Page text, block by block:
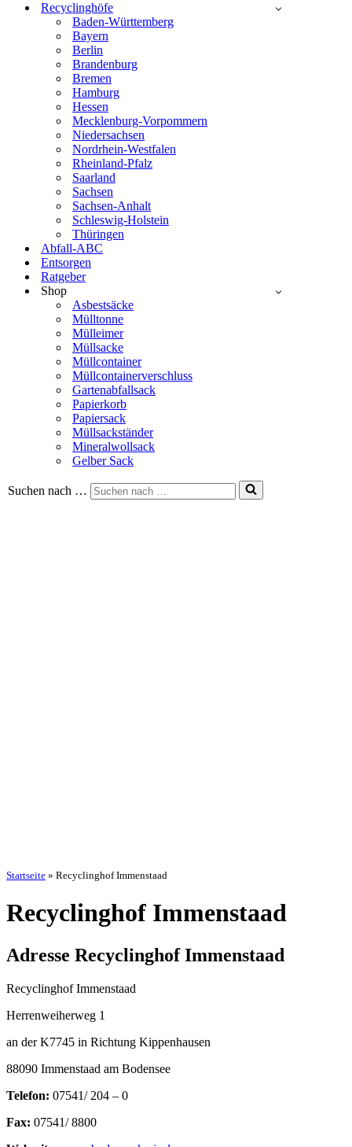
Recyclinghöfe
Baden-Württemberg
Bayern
Berlin
Brandenburg
Bremen
Hamburg
Hessen
Mecklenburg-Vorpommern
Niedersachsen
Nordrhein-Westfalen
Rheinland-Pfalz
Saarland
Sachsen
Sachsen-Anhalt
Schleswig-Holstein
Thüringen
Abfall-ABC
Entsorgen
Ratgeber
Shop
Asbestsäcke
Mülltonne
Mülleimer
Müllsacke
Müllcontainer
Müllcontainerverschluss
Gartenabfallsack
Papierkorb
Papiersack
Müllsackständer
Mineralwollsack
Gelber Sack
Suchen nach …
Startseite » Recyclinghof Immenstaad
Recyclinghof Immenstaad
Adresse Recyclinghof Immenstaad
Recyclinghof Immenstaad
Herrenweiherweg 1
an der K7745 in Richtung Kippenhausen
88090 Immenstaad am Bodensee
Telefon: 07541/ 204 – 0
Fax: 07541/ 8800